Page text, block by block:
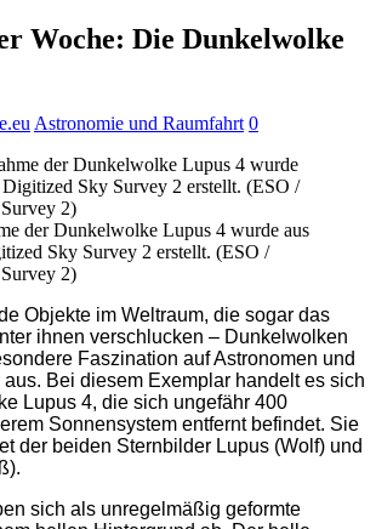
Woche: Die Dunkelwolke
Astronomie und Raumfahrt 0
der Dunkelwolke Lupus 4 wurde aus
Sky Survey 2 erstellt. (ESO /
2)
Objekte im Weltraum, die sogar das
ihnen verschlucken – Dunkelwolken
Faszination auf Astronomen und
Bei diesem Exemplar handelt es sich
Lupus 4, die sich ungefähr 400
Sonnensystem entfernt befindet. Sie
der beiden Sternbilder Lupus (Wolf) und
sich als unregelmäßig geformte